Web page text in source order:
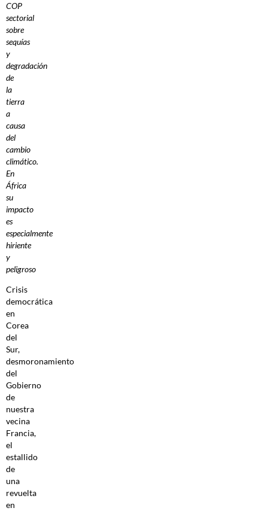
COP
sectorial
sobre
sequías
y
degradación
de
la
tierra
a
causa
del
cambio
climático.
En
África
su
impacto
es
especialmente
hiriente
y
peligroso
Crisis
democrática
en
Corea
del
Sur,
desmoronamiento
del
Gobierno
de
nuestra
vecina
Francia,
el
estallido
de
una
revuelta
en